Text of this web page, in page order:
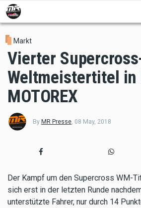
Skip
to
main
content
Markt
Vierter
Weltmeistertitel in
MOTOREX
By MR Presse, 08 May, 2018
Der Kampf um den Supercross WM-
sich erst in der letzten Runde
unterstützte Fahrer, nur durch 14